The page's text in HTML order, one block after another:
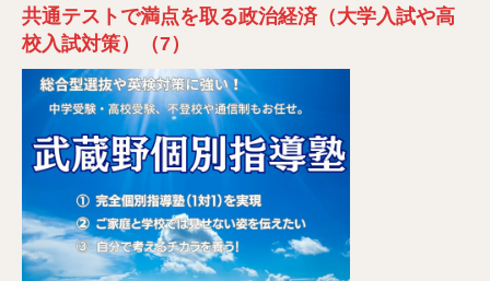
共通テストで満点を取る政治経済（大学入試や高
校入試対策）（7）